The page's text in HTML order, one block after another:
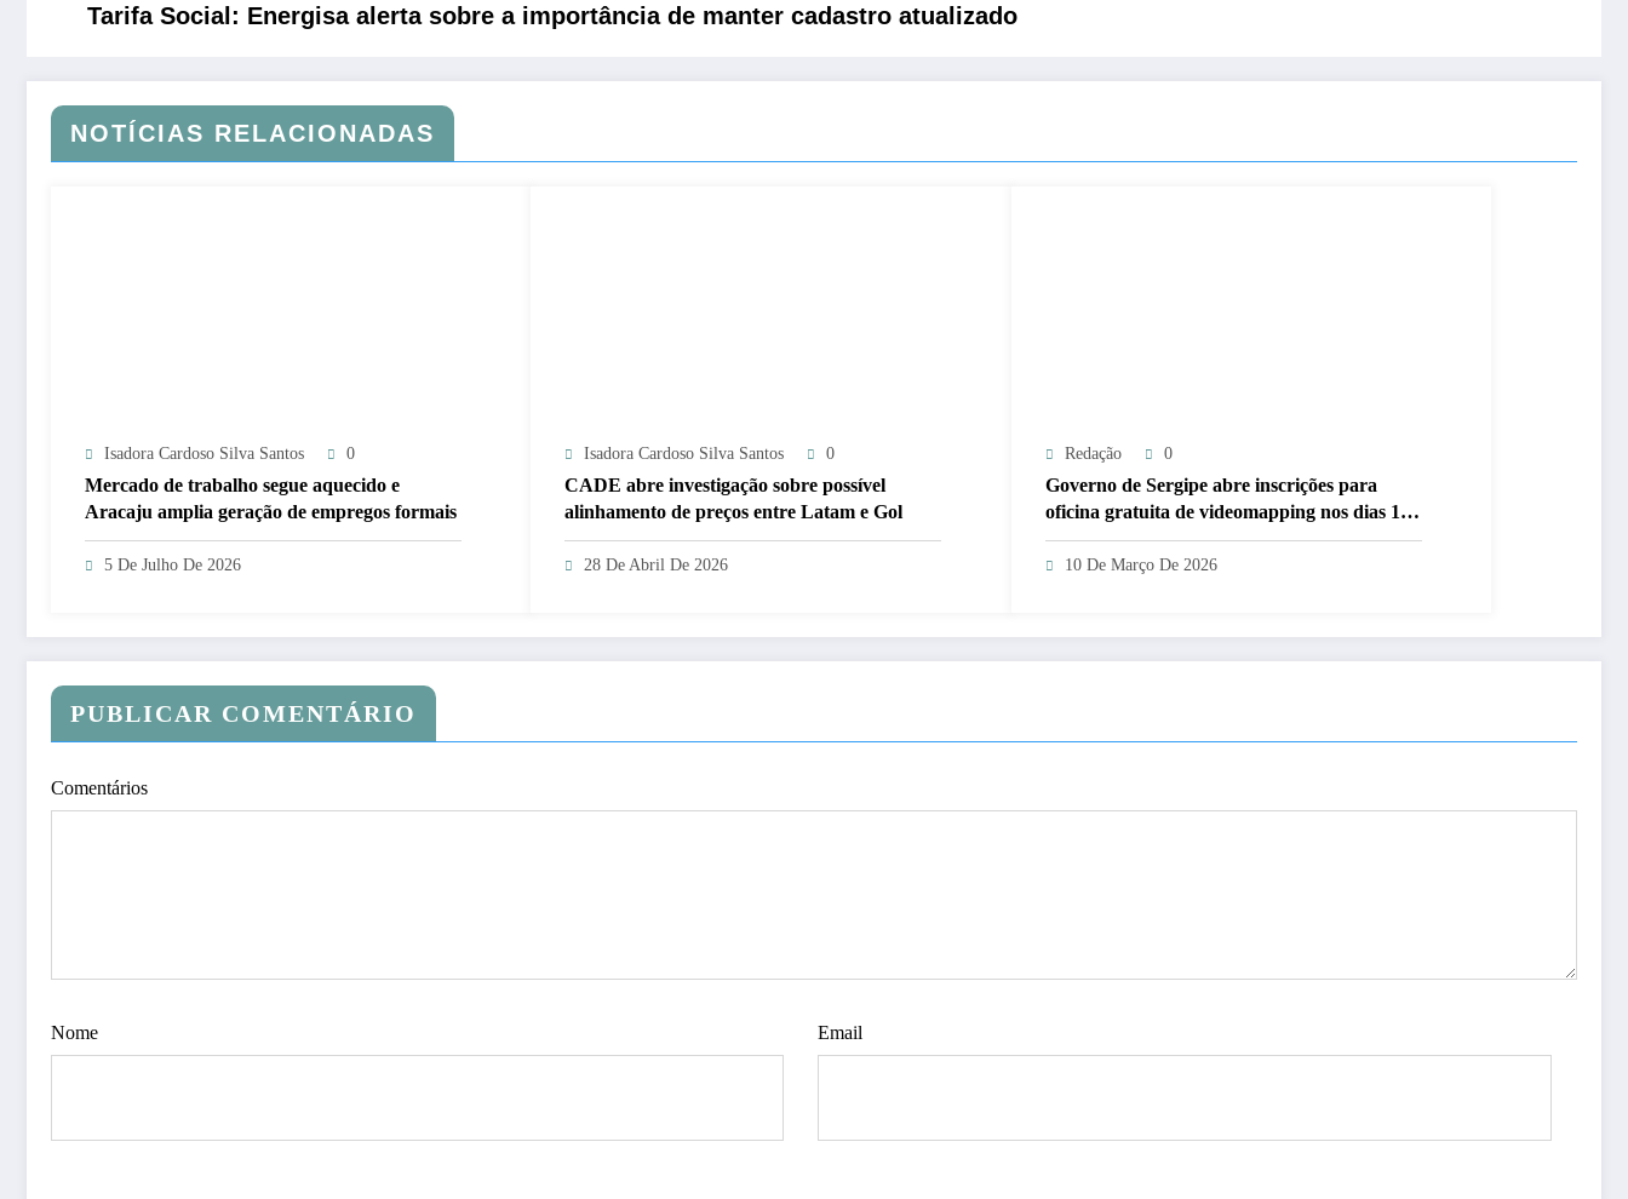
Tarifa Social: Energisa alerta sobre a importância de manter cadastro atualizado
NOTÍCIAS RELACIONADAS
Isadora Cardoso Silva Santos 0
Mercado de trabalho segue aquecido e
Aracaju amplia geração de empregos formais
5 De Julho De 2026
Isadora Cardoso Silva Santos 0
CADE abre investigação sobre possível
alinhamento de preços entre Latam e Gol
28 De Abril De 2026
Redação 0
Governo de Sergipe abre inscrições para
oficina gratuita de videomapping nos dias 18
e 19 de março
10 De Março De 2026
PUBLICAR COMENTÁRIO
Comentários
Nome Email